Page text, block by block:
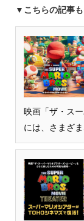
▼こちらの記事
映画「ザ・ス
には、さまざ